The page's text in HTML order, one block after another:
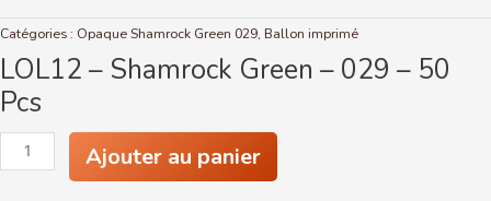
Catégories : Opaque Shamrock Green 029, Ballon imprimé
LOL12 – Shamrock Green – 029 – 50
Pcs
quantité
LOL12
Ajouter au panier